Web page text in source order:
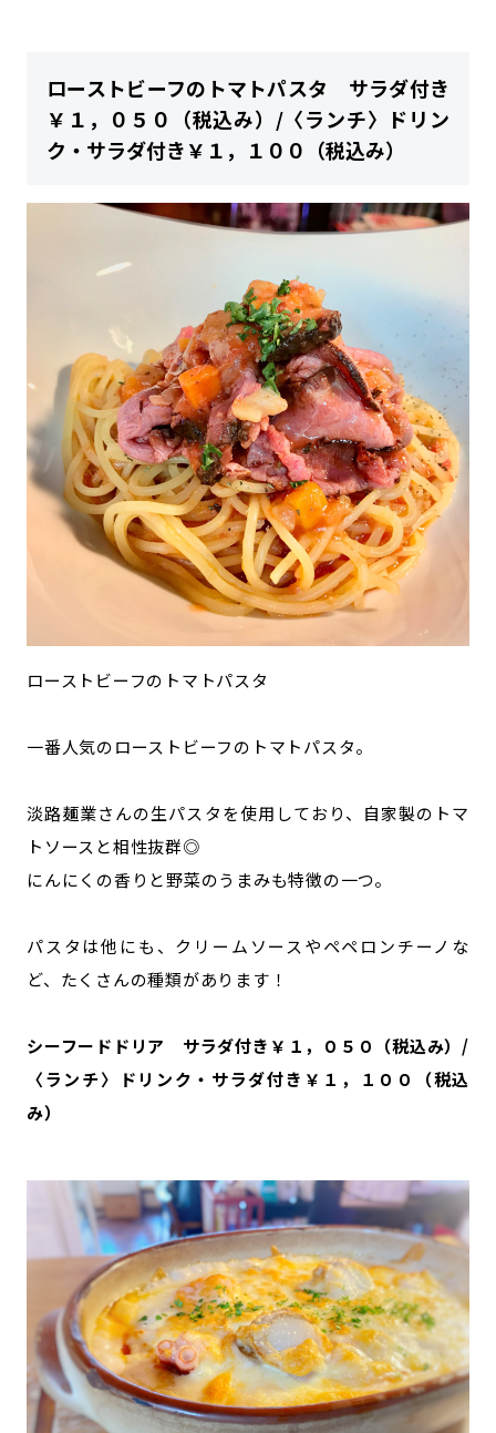
ローストビーフのトマトパスタ サラダ付き
￥１，０５０（税込み）/〈ランチ〉ドリン
ク・サラダ付き￥１，１００（税込み）
ローストビーフのトマトパスタ
一番人気のローストビーフのトマトパスタ。
淡路麺業さんの生パスタを使用しており、自家製のトマ
トソースと相性抜群◎
にんにくの香りと野菜のうまみも特徴の一つ。
パスタは他にも、クリームソースやペペロンチーノな
ど、たくさんの種類があります！
シーフードドリア サラダ付き￥１，０５０（税込み）/
〈ランチ〉ドリンク・サラダ付き￥１，１００（税込
み）